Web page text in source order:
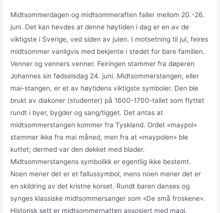
Midtsommerdagen og midtsommeraften faller mellom 20.-26.
juni. Det kan hevdes at denne høytiden i dag er en av de
viktigste i Sverige, ved siden av julen. I motsetning til jul, feires
midtsommer vanligvis med bekjente i stedet for bare familien.
Venner og venners venner. Feiringen stammer fra døperen
Johannes sin fødselsdag 24. juni. Midtsommerstangen, eller
mai-stangen, er et av høytidens viktigste symboler. Den ble
brukt av diakoner (studenter) på 1600-1700-tallet som flyttet
rundt i byer, bygder og sang/tigget. Det antas at
midtsommerstangen kommer fra Tyskland. Ordet «maypol»
stammer ikke fra mai måned, men fra at «maypolen» ble
kuttet; dermed var den dekket med blader.
Midtsommerstangens symbolikk er egentlig ikke bestemt.
Noen mener det er et fallussymbol, mens noen mener det er
en skildring av det kristne korset. Rundt baren danses og
synges klassiske midtsommersanger som «De små froskene».
Historisk sett er midtsommernatten assosiert med magi.